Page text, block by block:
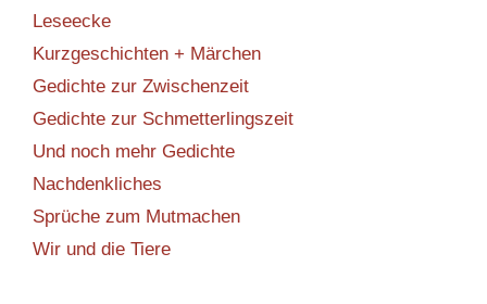
Leseecke
Kurzgeschichten + Märchen
Gedichte zur Zwischenzeit
Gedichte zur Schmetterlingszeit
Und noch mehr Gedichte
Nachdenkliches
Sprüche zum Mutmachen
Wir und die Tiere